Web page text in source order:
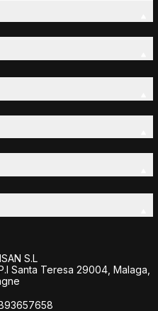
S.L
Santa Teresa 29004, Malaga,